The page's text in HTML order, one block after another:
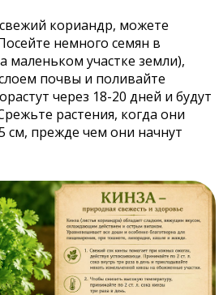
кориандр, можете
немного семян в
участке земли),
почвы и поливайте
через 18-20 дней и будут
растения, когда они
см, прежде чем они начнут